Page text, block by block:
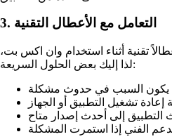
3. التعامل مع الأعطال التقنية
تقنية أثناء استخدام وان اكس بت،
لذا إليك بعض الحلول السريعة: